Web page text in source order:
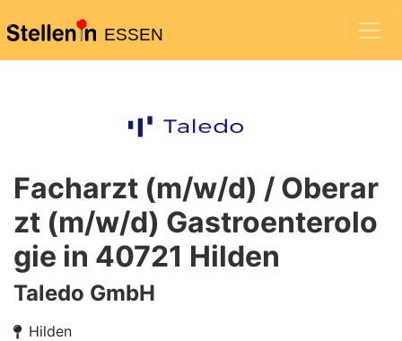
ESSEN
Facharzt (m/w/d) / Oberar
zt (m/w/d) Gastroenterolo
gie in 40721 Hilden
Taledo GmbH
Hilden